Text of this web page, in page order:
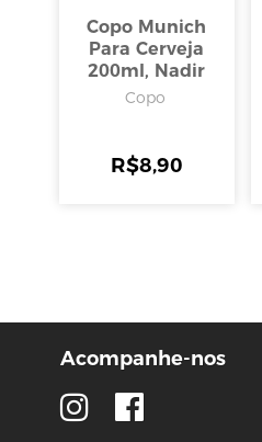
Copo Munich
Para Cerveja
200ml, Nadir
Copo
R$8,90
Acompanhe-nos